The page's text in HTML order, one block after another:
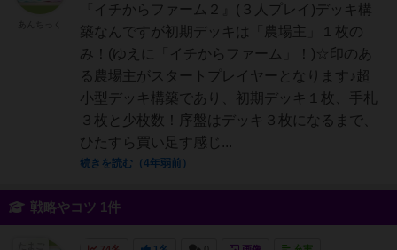
『イチからファーム２』(３人プレイ)デッキ構
築なんですが初期デッキは「農場主」１枚の
み！(ゆえに「イチからファーム」！)☆印のあ
る農場主がスタートプレイヤーとなります♪超
小型デッキ構築であり、初期デッキ１枚、手札
３枚と少枚数！序盤はデッキ３枚になるまで、
ひたすら買い足す感じ...
続きを読む（4年弱前）
戦略やコツ 1件